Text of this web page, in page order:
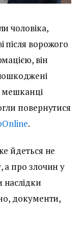
чоловіка,
після ворожого
він
мешканці
повернутися
.
йдеться не
а про злочин у
документи,